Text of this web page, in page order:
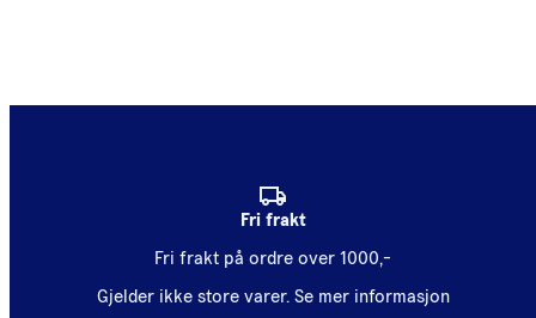
Fri frakt
Fri frakt på ordre over 1000,-
Gjelder ikke store varer. Se mer informasjon